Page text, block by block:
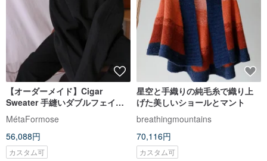
【オーダーメイド】Cigar
Sweater 手縫いダブルフェイス
プルオーバータートルネック ウ
ールセーター
MétaFormose
56,088円
カスタム可
星空と手織りの純毛糸で織り上
げた美しいショールとマント
breathingmountains
70,116円
カスタム可